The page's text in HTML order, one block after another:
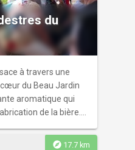
du
à travers une
cœur du Beau Jardin
aromatique qui
de la bière.
explore 17.7 km